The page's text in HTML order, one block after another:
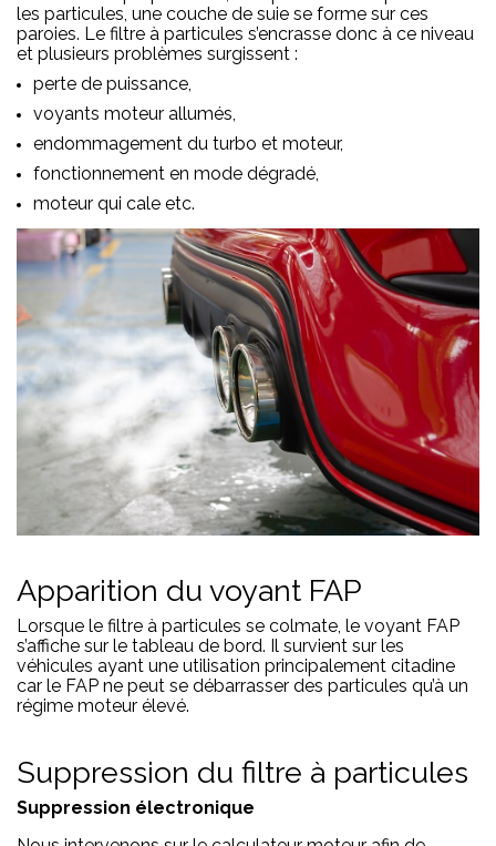
les particules, une couche de suie se forme sur ces
paroies. Le filtre à particules s’encrasse donc à ce niveau
et plusieurs problèmes surgissent :
perte de puissance,
voyants moteur allumés,
endommagement du turbo et moteur,
fonctionnement en mode dégradé,
moteur qui cale etc.
Apparition du voyant FAP
Lorsque le filtre à particules se colmate, le voyant FAP
s’affiche sur le tableau de bord. Il survient sur les
véhicules ayant une utilisation principalement citadine
car le FAP ne peut se débarrasser des particules qu’à un
régime moteur élevé.
Suppression du filtre à particules
Suppression électronique